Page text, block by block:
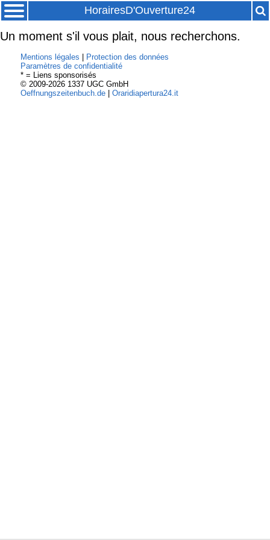
HorairesD'Ouverture24
Un moment s'il vous plait, nous recherchons.
Mentions légales
Protection des données
Paramètres de confidentialité
* = Liens sponsorisés
© 2009-2026 1337 UGC GmbH
Oeffnungszeitenbuch.de| Oraridiapertura24.it